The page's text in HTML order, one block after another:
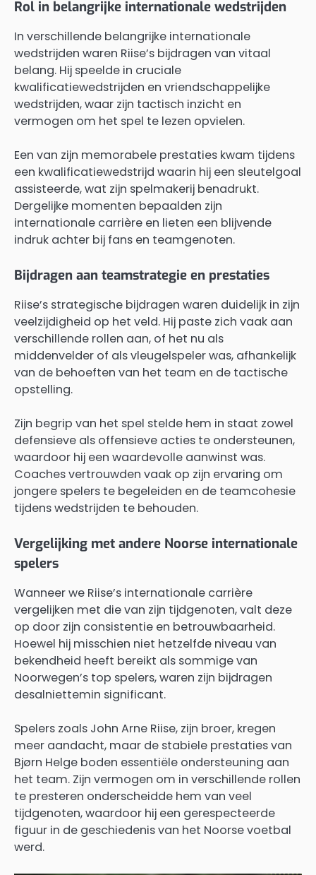
Rol in belangrijke internationale wedstrijden
In verschillende belangrijke internationale
wedstrijden waren Riise’s bijdragen van vitaal
belang. Hij speelde in cruciale
kwalificatiewedstrijden en vriendschappelijke
wedstrijden, waar zijn tactisch inzicht en
vermogen om het spel te lezen opvielen.
Een van zijn memorabele prestaties kwam tijdens
een kwalificatiewedstrijd waarin hij een sleutelgoal
assisteerde, wat zijn spelmakerij benadrukt.
Dergelijke momenten bepaalden zijn
internationale carrière en lieten een blijvende
indruk achter bij fans en teamgenoten.
Bijdragen aan teamstrategie en prestaties
Riise’s strategische bijdragen waren duidelijk in zijn
veelzijdigheid op het veld. Hij paste zich vaak aan
verschillende rollen aan, of het nu als
middenvelder of als vleugelspeler was, afhankelijk
van de behoeften van het team en de tactische
opstelling.
Zijn begrip van het spel stelde hem in staat zowel
defensieve als offensieve acties te ondersteunen,
waardoor hij een waardevolle aanwinst was.
Coaches vertrouwden vaak op zijn ervaring om
jongere spelers te begeleiden en de teamcohesie
tijdens wedstrijden te behouden.
Vergelijking met andere Noorse internationale
spelers
Wanneer we Riise’s internationale carrière
vergelijken met die van zijn tijdgenoten, valt deze
op door zijn consistentie en betrouwbaarheid.
Hoewel hij misschien niet hetzelfde niveau van
bekendheid heeft bereikt als sommige van
Noorwegen’s top spelers, waren zijn bijdragen
desalniettemin significant.
Spelers zoals John Arne Riise, zijn broer, kregen
meer aandacht, maar de stabiele prestaties van
Bjørn Helge boden essentiële ondersteuning aan
het team. Zijn vermogen om in verschillende rollen
te presteren onderscheidde hem van veel
tijdgenoten, waardoor hij een gerespecteerde
figuur in de geschiedenis van het Noorse voetbal
werd.